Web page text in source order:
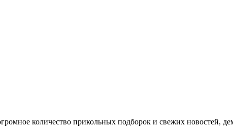
количество прикольных подборок и свежих новостей,